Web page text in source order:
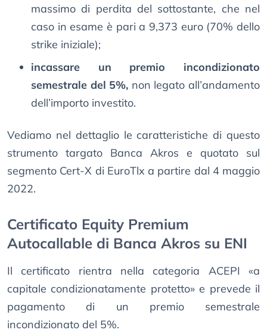
massimo di perdita del sottostante, che nel
caso in esame è pari a 9,373 euro (70% dello
strike iniziale);
incassare un premio incondizionato
semestrale del 5%, non legato all’andamento
dell’importo investito.
Vediamo nel dettaglio le caratteristiche di questo
strumento targato Banca Akros e quotato sul
segmento Cert-X di EuroTlx a partire dal 4 maggio
2022.
Certificato Equity Premium
Autocallable di Banca Akros su ENI
Il certificato rientra nella categoria ACEPI «a
capitale condizionatamente protetto» e prevede il
pagamento di un premio semestrale
incondizionato del 5%.